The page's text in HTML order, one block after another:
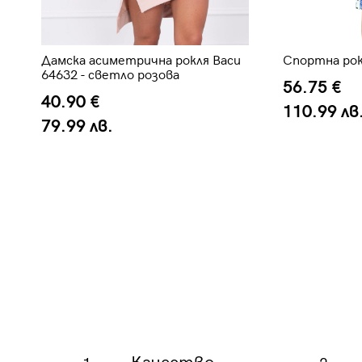
Дамска асиметрична рокля Васи
64632 - светло розова
40.90 €
79.99 лв.
Спортна
56.75 €
110.99 лв.